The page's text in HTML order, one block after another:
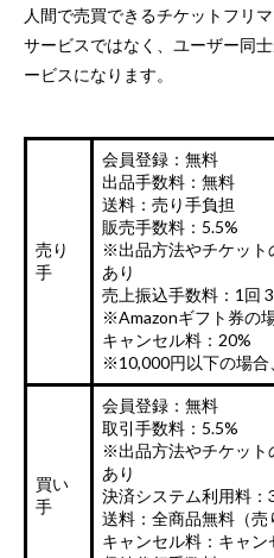
人間で売買できるチケットフリ
サービスではなく、ユーザー同
ービスになります。
売り
手
会員登録：無料
出品手数料：無料
送料：売り手負担
販売手数料：5.5%
※出品方法やチケット
あり
売上振込手数料：1回
※Amazonギフト券の
キャンセル料：20%
※10,000円以下の場合
買い
手
会員登録：無料
取引手数料：5.5%
※出品方法やチケット
あり
決済システム利用料：
送料：全商品無料（売
キャンセル料：キャン